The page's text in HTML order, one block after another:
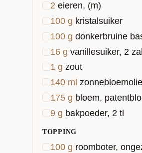
2 eieren, (m)
100 g kristalsuiker
100 g donkerbruine
16 g vanillesuiker, 2
1 g zout
140 ml zonnebloemolie
175 g bloem,
9 g bakpoeder, 2 tl
TOPPING
100 g roomboter,